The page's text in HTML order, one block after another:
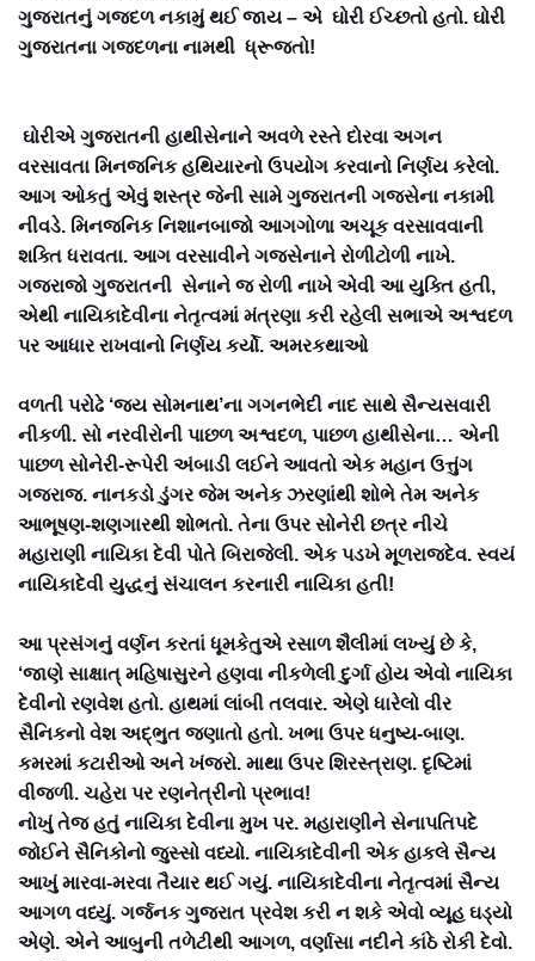
ગુજરાતનું ગજદળ નકામું થઈ જાય – એ ઘોરી ઈચ્છતો હતો. ઘોરી
ગુજરાતના ગજદળના નામથી ધ્રૂજતો!
ઘોરીએ ગુજરાતની હાથીસેનાને અવળે રસ્તે દોરવા અગન
વરસાવતા મિનજનિક હથિયારનો ઉપયોગ કરવાનો નિર્ણય કરેલો.
આગ ઓકતું એવું શસ્ત્ર જેની સામે ગુજરાતની ગજસેના નકામી
નીવડે. મિનજનિક નિશાનબાજો આગગોળા અચૂક વરસાવવાની
શક્તિ ધરાવતા. આગ વરસાવીને ગજસેનાને રોળીટોળી નાખે.
ગજરાજો ગુજરાતની સેનાને જ રોળી નાખે એવી આ યુક્તિ હતી,
એથી નાયિકાદેવીના નેતૃત્વમાં મંત્રણા કરી રહેલી સભાએ અશ્વદળ
પર આધાર રાખવાનો નિર્ણય કર્યો. અમરકથાઓ
વળતી પરોઢે ‘જય સોમનાથ’ના ગગનભેદી નાદ સાથે સૈન્યસવારી
નીકળી. સો નરવીરોની પાછળ અશ્વદળ, પાછળ હાથીસેના… એની
પાછળ સોનેરી-રૂપેરી અંબાડી લઈને આવતો એક મહાન ઉત્તુંગ
ગજરાજ. નાનકડો ડુંગર જેમ અનેક ઝરણાંથી શોભે તેમ અનેક
આભૂષણ-શણગારથી શોભતો. તેના ઉપર સોનેરી છત્ર નીચે
મહારાણી નાયિકા દેવી પોતે બિરાજેલી. એક પડખે મૂળરાજદેવ. સ્વયં
નાયિકાદેવી યુદ્ધનું સંચાલન કરનારી નાયિકા હતી!
આ પ્રસંગનું વર્ણન કરતાં ધૂમકેતુએ રસાળ શૈલીમાં લખ્યું છે કે,
‘જાણે સાક્ષાત્ મહિષાસુરને હણવા નીકળેલી દુર્ગા હોય એવો નાયિકા
દેવીનો રણવેશ હતો. હાથમાં લાંબી તલવાર. એણે ધારેલો વીર
સૈનિકનો વેશ અદ્ભુત જણાતો હતો. ખભા ઉપર ધનુષ્ય-બાણ.
કમરમાં કટારીઓ અને ખંજરો. માથા ઉપર શિરસ્ત્રાણ. દૃષ્ટિમાં
વીજળી. ચહેરા પર રણનેત્રીનો પ્રભાવ!
નોખું તેજ હતું નાયિકા દેવીના મુખ પર. મહારાણીને સેનાપતિપદે
જોઈને સૈનિકોનો જુસ્સો વધ્યો. નાયિકાદેવીની એક હાકલે સૈન્ય
આખું મારવા-મરવા તૈયાર થઈ ગયું. નાયિકાદેવીના નેતૃત્વમાં સૈન્ય
આગળ વધ્યું. ગર્જનક ગુજરાત પ્રવેશ કરી ન શકે એવો વ્યૂહ ઘડ્યો
એણે. એને આબુની તળેટીથી આગળ, વર્ણાસા નદીને કાંઠે રોકી દેવો.